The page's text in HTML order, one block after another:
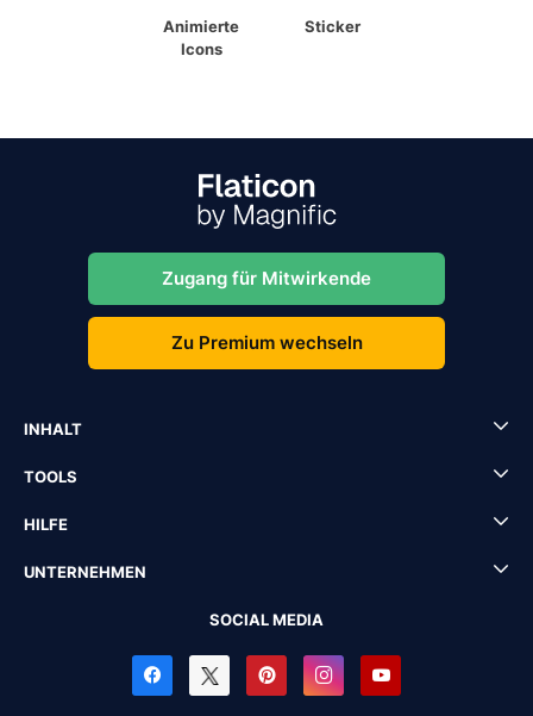
Animierte
Icons
Sticker
Zugang für Mitwirkende
Zu Premium wechseln
INHALT
TOOLS
HILFE
UNTERNEHMEN
SOCIAL MEDIA